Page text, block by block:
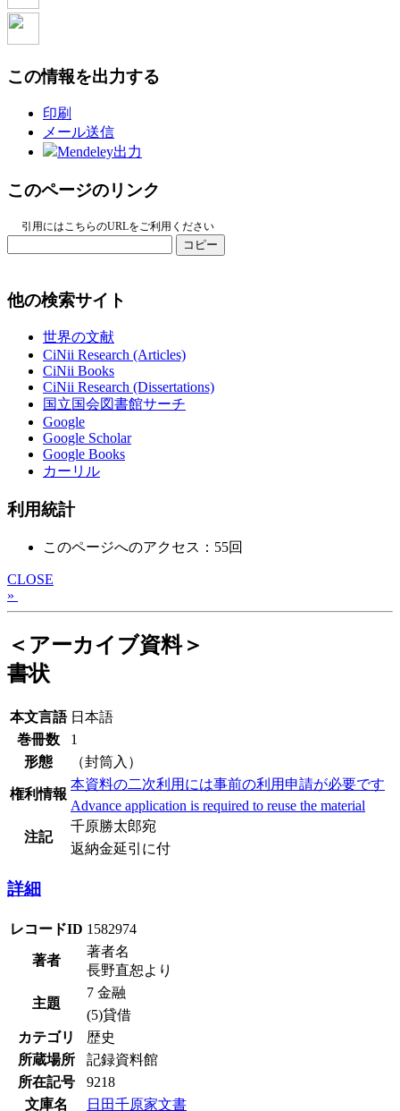
この情報を出力する
印刷
メール送信
Mendeley出力
このページのリンク
引用にはこちらのURLをご利用ください
コピー
他の検索サイト
世界の文献
CiNii Research (Articles)
CiNii Books
CiNii Research (Dissertations)
国立国会図書館サーチ
Google
Google Scholar
Google Books
カーリル
利用統計
このページへのアクセス：55回
CLOSE
»
＜アーカイブ資料＞
書状
本文言語 日本語
巻冊数
1
形態
（封筒入）
権利情報
本資料の二次利用には事前の利用申請が必要です
Advance application is required to reuse the material
注記
千原勝太郎宛
返納金延引に付
詳細
レコードID 1582974
著者
著者名
長野直恕より
主題
7 金融
(5)貸借
カテゴリ
歴史
所蔵場所
記録資料館
所在記号
9218
文庫名
日田千原家文書